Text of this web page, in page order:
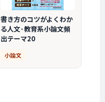
書き方のコツがよくわか
る人文･教育系小論文頻
出テーマ20
小論文